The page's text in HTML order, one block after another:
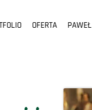
OFERTA PAWEŁ